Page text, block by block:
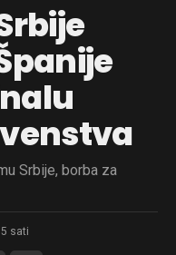
Srbije, borba za
sati